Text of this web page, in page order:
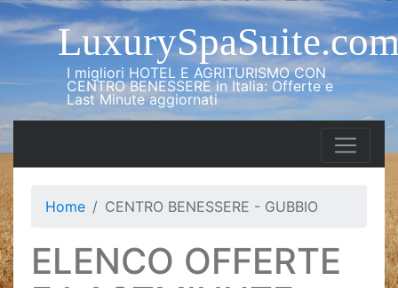
I migliori HOTEL E AGRITURISMO CON
CENTRO BENESSERE in Italia: Offerte e
Last Minute aggiornati
Home CENTRO BENESSERE - GUBBIO
ELENCO OFFERTE